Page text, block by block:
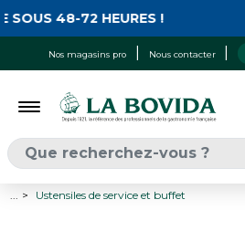
Nos magasins pro Nous contacter
48-72 HEURES !
Ustensiles de service et buffet